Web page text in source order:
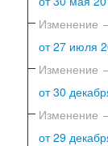
Изменение
от 27 июля
Изменение
от 30
Изменение
от 29